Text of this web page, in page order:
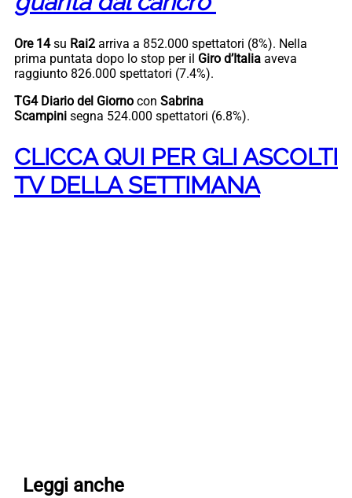
Ore 14su Rai2 arriva a 852.000 spettatori (8%). Nella
prima puntata dopo lo stop per il Giro d’Italia aveva
raggiunto 826.000 spettatori (7.4%).
TG4 Diario del Giorno con Sabrina
Scampini segna 524.000 spettatori (6.8%).
CLICCA QUI PER GLI ASCOLTI
TV DELLA SETTIMANA
Leggi anche